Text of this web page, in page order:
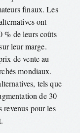
finaux. Les
ont
% de leurs coûts
leur marge.
de vente au
mondiaux.
tels que
de 30
revenus pour les